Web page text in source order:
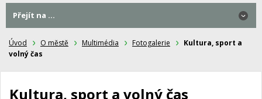
Úvod O městě Multimédia Fotogalerie
Kultura, sport a
volný čas
Kultura, sport a volný čas
Přejít na ...